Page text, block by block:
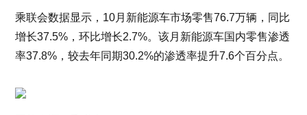
乘联会数据显示，10月新能源车市场零售76.7万辆，同比
增长37.5%，环比增长2.7%。该月新能源车国内零售渗透
率37.8%，较去年同期30.2%的渗透率提升7.6个百分点。